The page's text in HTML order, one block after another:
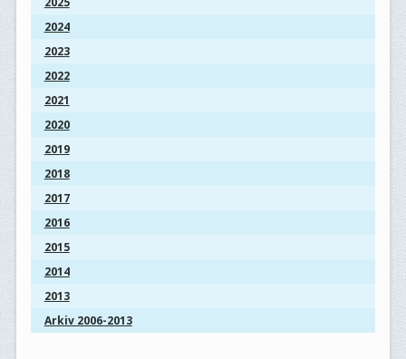
2024
2023
2022
2021
2020
2019
2018
2017
2016
2015
2014
2013
Arkiv 2006-2013